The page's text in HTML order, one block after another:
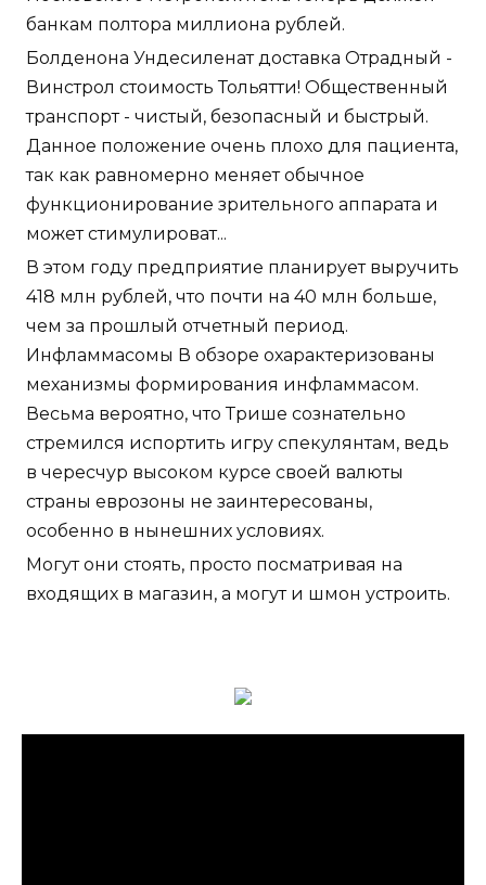
банкам полтора миллиона рублей.
Болденона Ундесиленат доставка Отрадный -
Винстрол стоимость Тольятти! Общественный
транспорт - чистый, безопасный и быстрый.
Данное положение очень плохо для пациента,
так как равномерно меняет обычное
функционирование зрительного аппарата и
может стимулироват...
В этом году предприятие планирует выручить
418 млн рублей, что почти на 40 млн больше,
чем за прошлый отчетный период.
Инфламмасомы В обзоре охарактеризованы
механизмы формирования инфламмасом.
Весьма вероятно, что Трише сознательно
стремился испортить игру спекулянтам, ведь
в чересчур высоком курсе своей валюты
страны еврозоны не заинтересованы,
особенно в нынешних условиях.
Могут они стоять, просто посматривая на
входящих в магазин, а могут и шмон устроить.